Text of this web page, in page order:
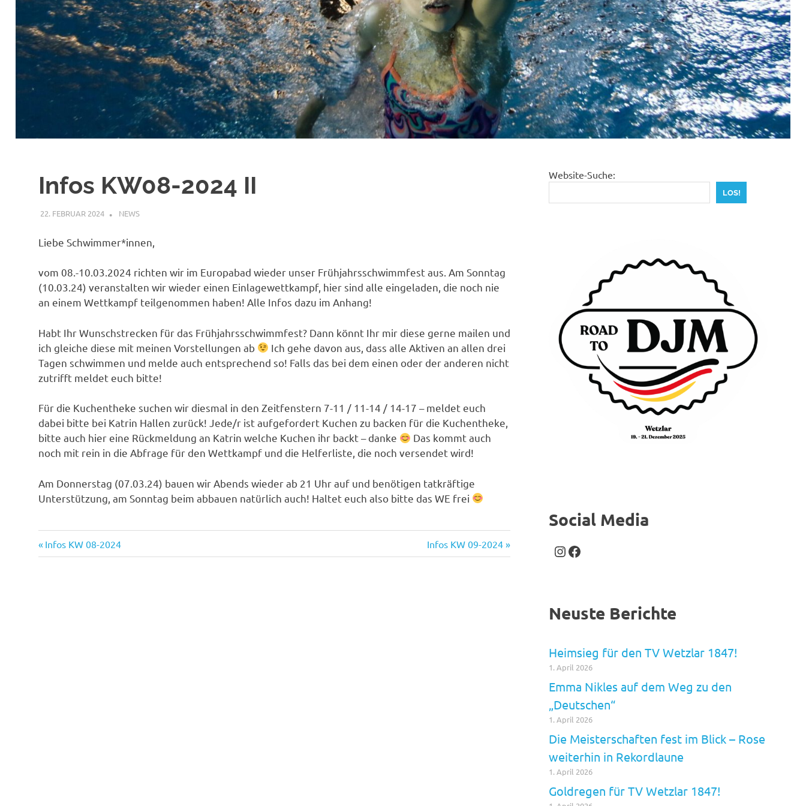
Infos KW08-2024 II
22. FEBRUAR 2024 FABIAN JÖBKES
NEWS
Liebe Schwimmer*innen,
vom 08.-10.03.2024 richten wir im Europabad wieder unser Frühjahrsschwimmfest aus. Am Sonntag
(10.03.24) veranstalten wir wieder einen Einlagewettkampf, hier sind alle eingeladen, die noch nie
an einem Wettkampf teilgenommen haben! Alle Infos dazu im Anhang!
Habt Ihr Wunschstrecken für das Frühjahrsschwimmfest? Dann könnt Ihr mir diese gerne mailen und
ich gleiche diese mit meinen Vorstellungen ab
Ich gehe davon aus, dass alle Aktiven an allen drei
Tagen schwimmen und melde auch entsprechend so! Falls das bei dem einen oder der anderen nicht
zutrifft meldet euch bitte!
Für die Kuchentheke suchen wir diesmal in den Zeitfenstern 7-11 / 11-14 / 14-17 – meldet euch
dabei bitte bei Katrin Hallen zurück! Jede/r ist aufgefordert Kuchen zu backen für die Kuchentheke,
bitte auch hier eine Rückmeldung an Katrin welche Kuchen ihr backt – danke
Das kommt auch
noch mit rein in die Abfrage für den Wettkampf und die Helferliste, die noch versendet wird!
Am Donnerstag (07.03.24) bauen wir Abends wieder ab 21 Uhr auf und benötigen tatkräftige
Unterstützung, am Sonntag beim abbauen natürlich auch! Haltet euch also bitte das WE frei
Beitrags-
Vorheriger
Beitrag:
Infos KW 08-2024
Nächster
Beitrag:
Infos KW 09-2024
Website-Suche:
LOS!
Social Media
Instagram
Facebook
Neuste Berichte
Heimsieg für den TV Wetzlar 1847!
1. April 2026
Emma Nikles auf dem Weg zu den
„Deutschen“
1. April 2026
Die Meisterschaften fest im Blick – Rose
weiterhin in Rekordlaune
1. April 2026
Goldregen für TV Wetzlar 1847!